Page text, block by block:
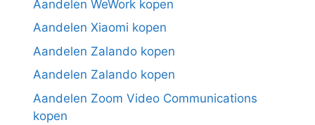
Aandelen WeWork kopen
Aandelen Xiaomi kopen
Aandelen Zalando kopen
Aandelen Zalando kopen
Aandelen Zoom Video Communications
kopen